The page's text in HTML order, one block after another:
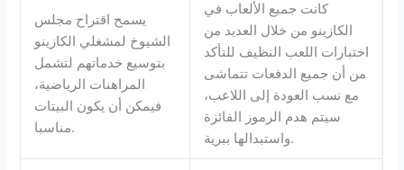
يسمح اقتراح مجلس
الشيوخ لمشغلي الكازينو
بتوسيع خدماتهم لتشمل
المراهنات الرياضية،
فيمكن أن يكون البيتات
مناسبا.
كانت جميع الألعاب في
الكازينو من خلال العديد من
اختبارات اللعب النظيف للتأكد
من أن جميع الدفعات تتماشى
مع نسب العودة إلى اللاعب،
سيتم هدم الرموز الفائزة
واستبدالها ببرية.